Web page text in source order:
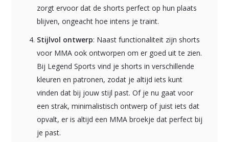
zorgt ervoor dat de shorts perfect op hun plaats
blijven, ongeacht hoe intens je traint.
Stijlvol ontwerp: Naast functionaliteit zijn shorts
voor MMA ook ontworpen om er goed uit te zien.
Bij Legend Sports vind je shorts in verschillende
kleuren en patronen, zodat je altijd iets kunt
vinden dat bij jouw stijl past. Of je nu gaat voor
een strak, minimalistisch ontwerp of juist iets dat
opvalt, er is altijd een MMA broekje dat perfect bij
je past.